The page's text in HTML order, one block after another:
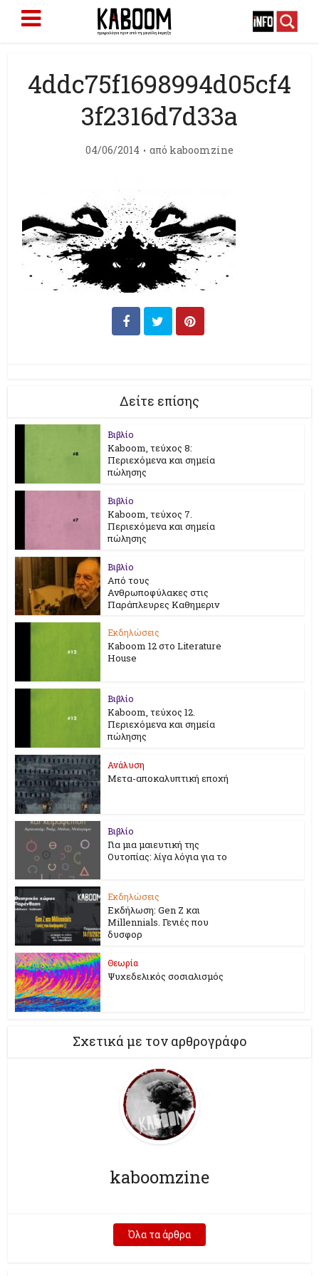
4ddc75f1698994d05cf4
3f2316d7d33a
04/06/2014 από kaboomzine
Δείτε επίσης
Βιβλίο
Kaboom, τεύχος 8:
Περιεχόμενα και σημεία
πώλησης
Βιβλίο
Kaboom, τεύχος 7.
Περιεχόμενα και σημεία
πώλησης
Βιβλίο
Από τους
Ανθρωποφύλακες στις
Παράπλευρες Καθημεριν
Εκδηλώσεις
Kaboom 12 στο Literature
House
Βιβλίο
Kaboom, τεύχος 12.
Περιεχόμενα και σημεία
πώλησης
Ανάλυση
Μετα-αποκαλυπτική εποχή
Βιβλίο
Για μια μαιευτική της
Ουτοπίας: λίγα λόγια για το
Εκδηλώσεις
Εκδήλωση: Gen Z και
Millennials. Γενιές που
δυσφορ
Θεωρία
Ψυχεδελικός σοσιαλισμός
Σχετικά με τον αρθρογράφο
kaboomzine
Όλα τα άρθρα